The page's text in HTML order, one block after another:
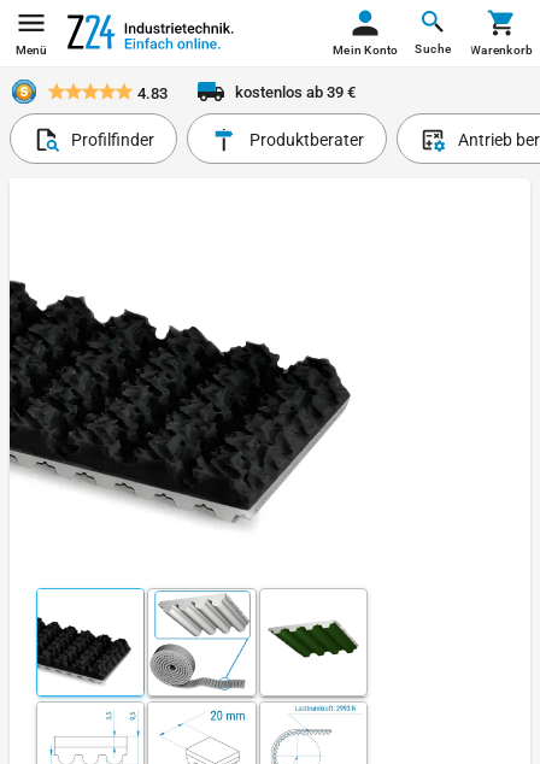
Menü Suche
Mein Konto Warenkorb
4.83 kostenlos ab 39 €
Profilfinder Produktberater Antrieb